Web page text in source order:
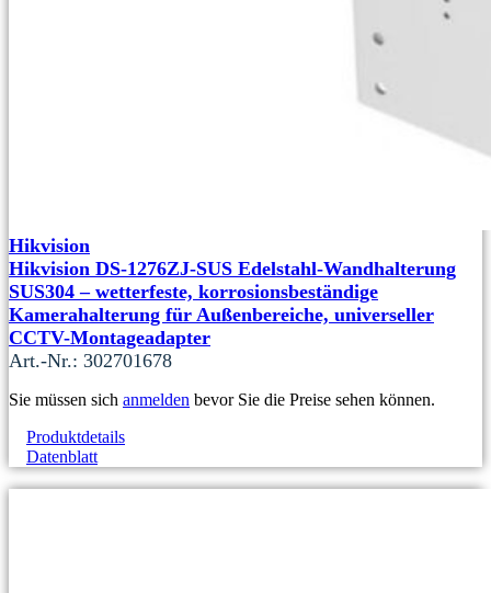
Hikvision
Hikvision DS-1276ZJ-SUS Edelstahl-Wandhalterung
SUS304 – wetterfeste, korrosionsbeständige
Kamerahalterung für Außenbereiche, universeller
CCTV-Montageadapter
Art.-Nr.: 302701678
Sie müssen sich anmelden bevor Sie die Preise sehen können.
Produktdetails
Datenblatt